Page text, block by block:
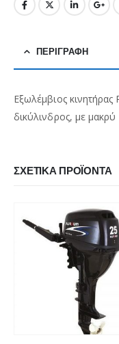
ΠΕΡΙΓΡΑΦΉ
Εξωλέμβιος
δικύλινδρος, με
ΣΧΕΤΙΚΆ ΠΡΟΪΌΝΤΑ